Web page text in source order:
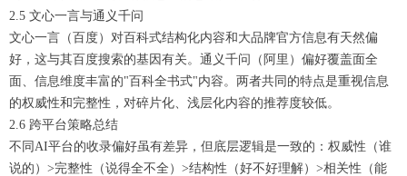
2.5 文心一言与通义千问
文心一言（百度）对百科式结构化内容和大品牌官方信息有天然偏
好，这与其百度搜索的基因有关。通义千问（阿里）偏好覆盖面全
面、信息维度丰富的"百科全书式"内容。两者共同的特点是重视信息
的权威性和完整性，对碎片化、浅层化内容的推荐度较低。
2.6 跨平台策略总结
不同AI平台的收录偏好虽有差异，但底层逻辑是一致的：权威性（谁
说的）>完整性（说得全不全）>结构性（好不好理解）>相关性（能